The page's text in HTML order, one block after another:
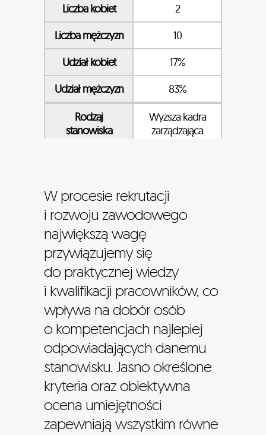
Liczba kobiet
2
Liczba mężczyzn
10
Udział kobiet
17%
Udział mężczyzn
83%
Rodzaj
stanowiska
Wyższa kadra
zarządzająca
Udział kobiet
24%
Udział mężczyzn
Rodzaj
stanowiska
Pozostała kadra
zarządzająca
Liczba kobiet
6
Liczba mężczyzn
18
Udział kobiet
25%
Udział mężczyzn
75%
Rodzaj
stanowiska
Produkcja
W procesie rekrutacji
i rozwoju zawodowego
największą wagę
przywiązujemy się
do praktycznej wiedzy
i kwalifikacji pracowników, co
wpływa na dobór osób
o kompetencjach najlepiej
odpowiadających danemu
stanowisku. Jasno określone
kryteria oraz obiektywna
ocena umiejętności
zapewniają wszystkim równe